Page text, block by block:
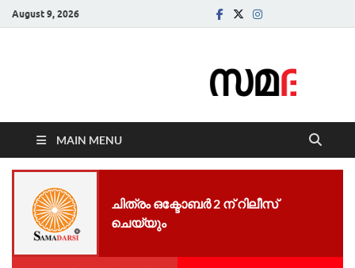
August 9, 2026
MAIN MENU
ചിത്രം ഒക്ടോബർ 2 ന് റിലീസ്
ചെയ്യും